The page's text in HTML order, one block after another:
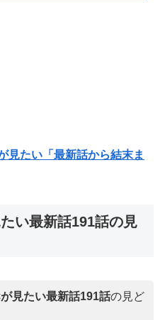
見たい「最新話から結末ま
い最新話191話の見
見たい最新話191話の見ど